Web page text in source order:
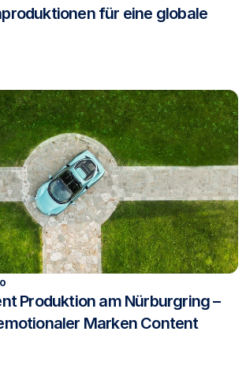
für eine globale
Produktion am Nürburgring –
Marken Content